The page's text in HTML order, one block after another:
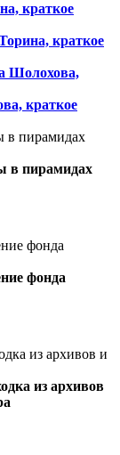
краткое
краткое
Шолохова,
краткое
в пирамидах
фонда
из архивов